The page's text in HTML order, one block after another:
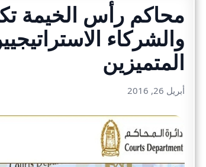
محاكم رأس الخيمة
والشركاء
المتميزين
أبريل 26, 2016